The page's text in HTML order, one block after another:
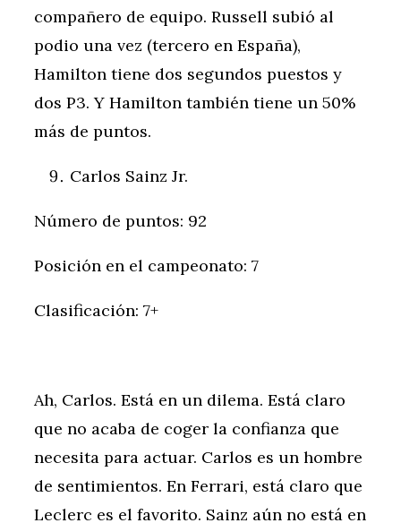
compañero de equipo. Russell subió al
podio una vez (tercero en España),
Hamilton tiene dos segundos puestos y
dos P3. Y Hamilton también tiene un 50%
más de puntos.
Carlos Sainz Jr.
Número de puntos: 92
Posición en el campeonato: 7
Clasificación: 7+
Ah, Carlos. Está en un dilema. Está claro
que no acaba de coger la confianza que
necesita para actuar. Carlos es un hombre
de sentimientos. En Ferrari, está claro que
Leclerc es el favorito. Sainz aún no está en